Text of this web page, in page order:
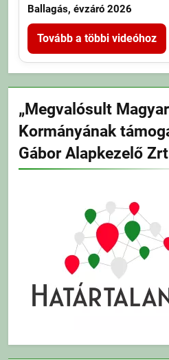
Ballagás, évzáró 2026
Tovább a többi videóhoz
„Megvalósult
Kormányának
Gábor Alapkezelő